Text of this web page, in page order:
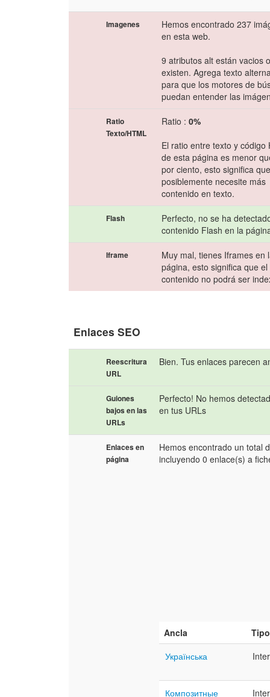
Imagenes
Hemos encontrado 237
en esta web.
9 atributos alt están vacios
existen. Agrega texto
para que los motores de
puedan entender las
Ratio
Texto/HTML
Ratio :0%
El ratio entre texto y código
de esta página es menor
por ciento, esto significa
posiblemente necesite más
contenido en texto.
Flash
Perfecto, no se ha
contenido Flash en la
Iframe
Muy mal, tienes Iframes en
página, esto significa que el
contenido no podrá ser
Enlaces SEO
Reescritura
URL
Bien. Tus enlaces parecen
Guiones
bajos en las
URLs
Perfecto! No hemos
en tus URLs
Enlaces en
página
Hemos encontrado un total
incluyendo 0 enlace(s) a
Ancla
Tipo
Українська
Композитные